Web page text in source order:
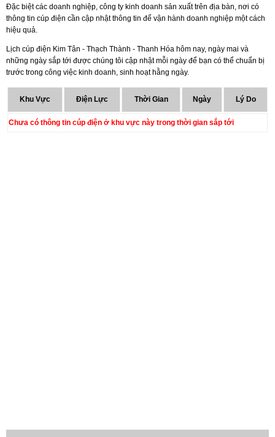
Đặc biệt các doanh nghiệp, công ty kinh doanh sản xuất trên địa bàn, nơi có
thông tin cúp điện cần cập nhật thông tin để vận hành doanh nghiệp một cách
hiệu quả.
Lịch cúp điện Kim Tân - Thạch Thành - Thanh Hóa hôm nay, ngày mai và
những ngày sắp tới được chúng tôi cập nhật mỗi ngày để bạn có thể chuẩn bị
trước trong công việc kinh doanh, sinh hoạt hằng ngày.
Khu Vực Điện Lực Thời Gian Ngày Lý Do
Chưa có thông tin cúp điện ở khu vực này trong thời gian sắp tới